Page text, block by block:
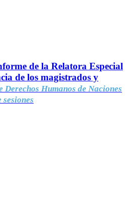
de la Relatora Especial
de los magistrados y
Derechos Humanos de Naciones
sesiones